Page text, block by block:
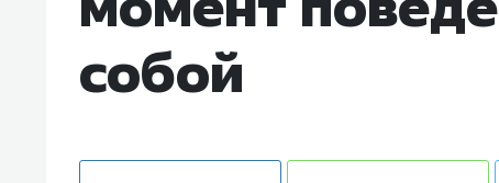
собой